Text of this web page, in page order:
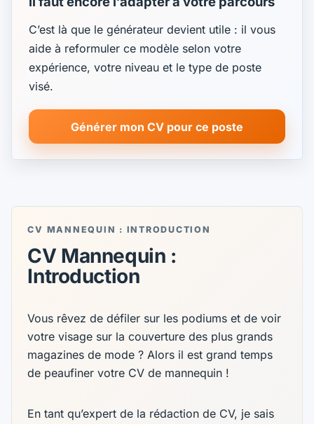
C’est là que le générateur devient utile : il vous
aide à reformuler ce modèle selon votre
expérience, votre niveau et le type de poste
visé.
Générer mon CV pour ce poste
CV MANNEQUIN : INTRODUCTION
CV Mannequin :
Introduction
Vous rêvez de défiler sur les podiums et de voir
votre visage sur la couverture des plus grands
magazines de mode ? Alors il est grand temps
de peaufiner votre CV de mannequin !
En tant qu’expert de la rédaction de CV, je sais